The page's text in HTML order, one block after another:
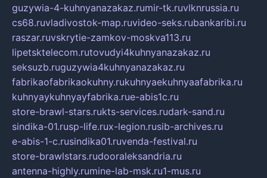
guzywia-4-kuhnyanazakaz.rumir-tk.ruvlknrussia.ru
cs68.ruvladivostok-map.ruvideo-seks.rubankaribi.ru
raszar.ruvskrytie-zamkov-moskva113.ru
lipetsktelecom.rutovudyi4kuhnyanazakaz.ru
seksuzb.ruguzywia4kuhnyanazakaz.ru
fabrikaofabrikaokuhny.rukuhnyaekuhnyaafabrika.ru
kuhnyaykuhnyayfabrika.rue-abis1c.ru
store-brawl-stars.rukts-services.rudark-sand.ru
sindika-01.rusp-life.rux-legion.rusib-archives.ru
e-abis-1-c.rusindika01.ruvenda-festival.ru
store-brawlstars.rudooraleksandria.ru
antenna-highly.rumine-lab-msk.ru1-mus.ru